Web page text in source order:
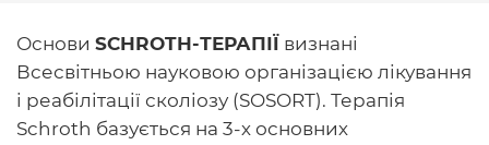
Основи SCHROTH-ТЕРАПІЇ визнані
Всесвітньою науковою організацією лікування
і реабілітації сколіозу (SOSORT). Терапія
Schroth базується на 3-х основних